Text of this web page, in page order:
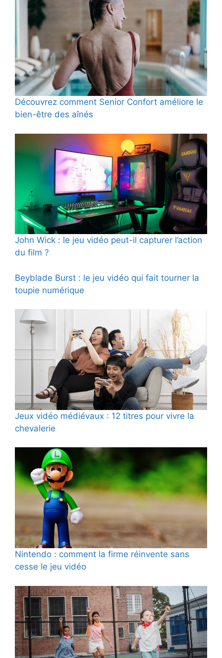
Découvrez comment Senior Confort améliore le
bien-être des aînés
John Wick : le jeu vidéo peut-il capturer l’action
du film ?
Beyblade Burst : le jeu vidéo qui fait tourner la
toupie numérique
Jeux vidéo médiévaux : 12 titres pour vivre la
chevalerie
Nintendo : comment la firme réinvente sans
cesse le jeu vidéo